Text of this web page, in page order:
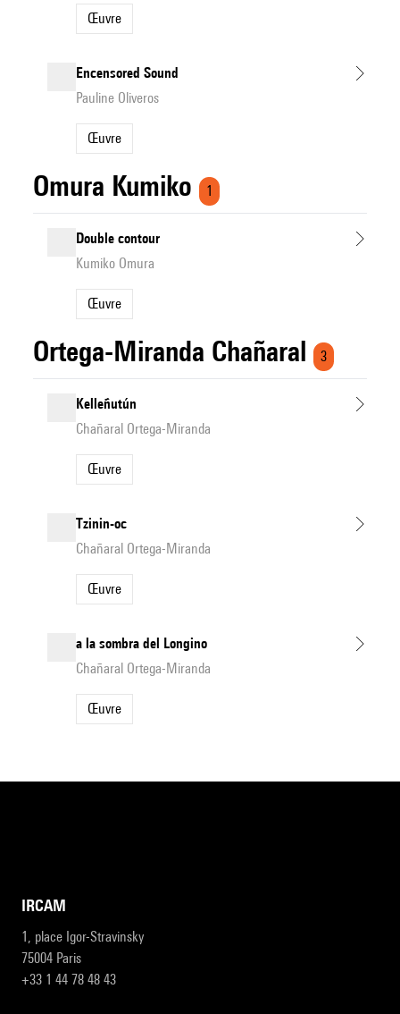
Œuvre
Encensored Sound
Pauline Oliveros
Œuvre
Omura Kumiko 1
Double contour
Kumiko Omura
Œuvre
Ortega-Miranda Chañaral 3
Kelleñutún
Chañaral Ortega-Miranda
Œuvre
Tzinin-oc
Chañaral Ortega-Miranda
Œuvre
a la sombra del Longino
Chañaral Ortega-Miranda
Œuvre
IRCAM
1, place Igor-Stravinsky
75004 Paris
+33 1 44 78 48 43